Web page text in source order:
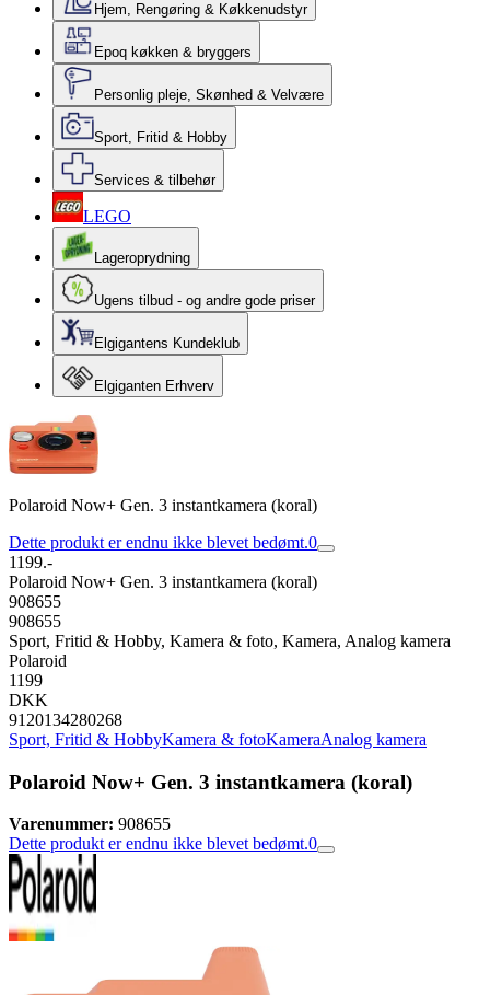
Hjem, Rengøring & Køkkenudstyr
Epoq køkken & bryggers
Personlig pleje, Skønhed & Velvære
Sport, Fritid & Hobby
Services & tilbehør
LEGO
Lageroprydning
Ugens tilbud - og andre gode priser
Elgigantens Kundeklub
Elgiganten Erhverv
Polaroid Now+ Gen. 3 instantkamera (koral)
Dette produkt er endnu ikke blevet bedømt.0
1199.-
Polaroid Now+ Gen. 3 instantkamera (koral)
908655
908655
Sport, Fritid & Hobby, Kamera & foto, Kamera, Analog kamera
Polaroid
1199
DKK
9120134280268
Sport, Fritid & HobbyKamera & fotoKameraAnalog kamera
Polaroid Now+ Gen. 3 instantkamera (koral)
Varenummer: 908655
Dette produkt er endnu ikke blevet bedømt.0